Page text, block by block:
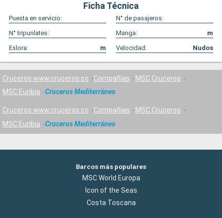
Ficha Técnica
Puesta en servicio:
N° de pasajeros:
N° tripunlates:
Manga:
m
Eslora:
m Velocidad: Nudos
Cruceros www.cruceros.co Compañías
MSC Cruceros
MSC Euribia
Cruceros Mediterráneo
Cruceros www.cruceros.co Compañías
MSC Cruceros
MSC Euribia
Cruceros Mediterráneo
Barcos más populares
MSC World Europa
Icon of the Seas
Costa Toscana